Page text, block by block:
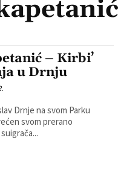
– Kirbi’
u Drnju
Drnje na svom Parku
svom prerano
suigrača...